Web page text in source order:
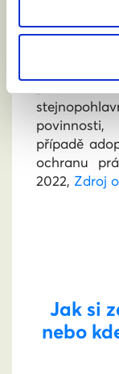
případě
ochranu
2022, Zdroj
Jak si
nebo